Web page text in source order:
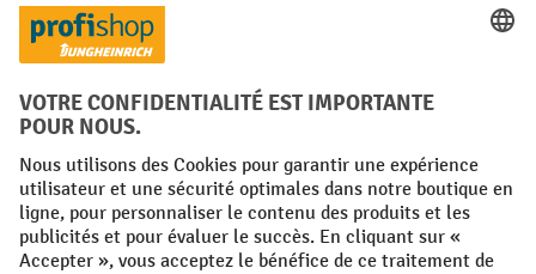
Réseaux sociaux
Facebook
YouTube
LinkedInInstagram
Conditions générales Mentions légales
Protection des Données Politique de cookies